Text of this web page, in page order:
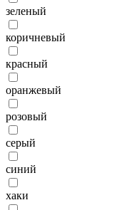
зеленый
коричневый
красный
оранжевый
розовый
серый
синий
хаки